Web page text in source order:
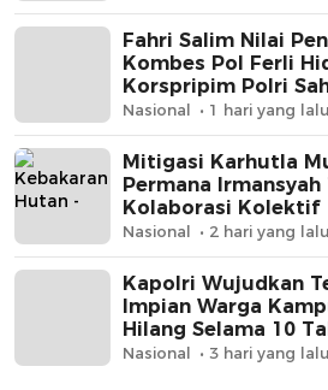
Fahri Salim Nilai
Kombes Pol Ferli
Korspripim Polri
Dihormati
Nasional 1 hari yang lalu
Mitigasi Karhutla
Permana Irmansyah
Kolaborasi Kolektif
Nasional 2 hari yang lalu
Kapolri Wujudkan
Impian Warga
Hilang Selama 10
Nasional 3 hari yang lalu